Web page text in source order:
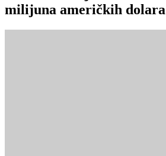
milijuna američkih dolara